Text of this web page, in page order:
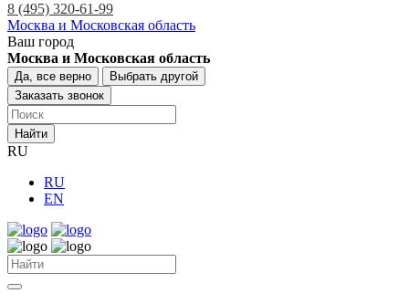
8 (495) 320-61-99
Москва и Московская область
Ваш город
Москва и Московская область
Да, все верно
Выбрать другой
Заказать звонок
Найти
RU
RU
EN